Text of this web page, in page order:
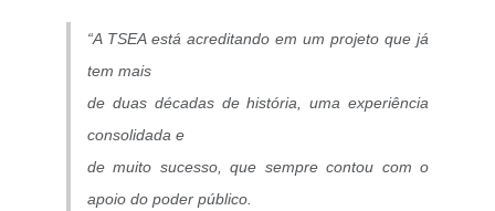
“A TSEA está acreditando em um projeto que já
tem mais
de duas décadas de história, uma experiência
consolidada e
de muito sucesso, que sempre contou com o
apoio do poder público.